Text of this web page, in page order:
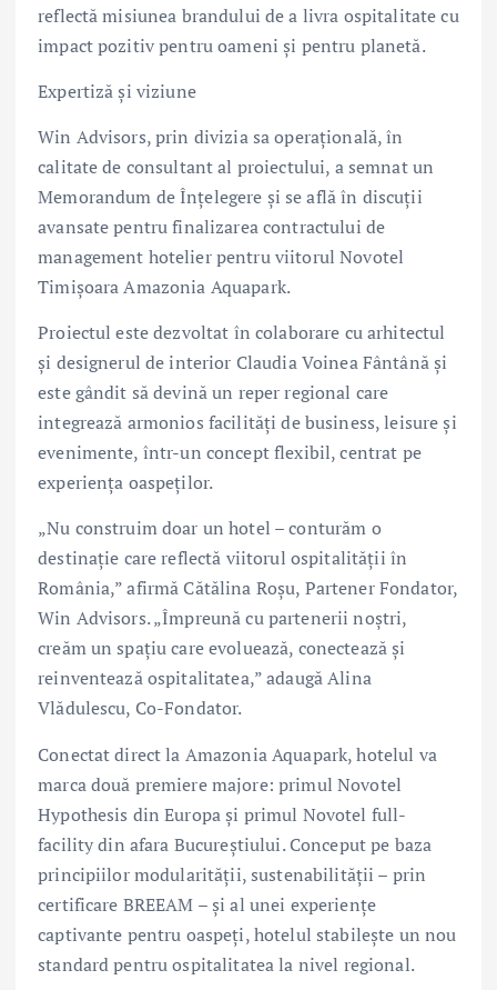
reflectă misiunea brandului de a livra ospitalitate cu
impact pozitiv pentru oameni și pentru planetă.
Expertiză și viziune
Win Advisors, prin divizia sa operațională, în
calitate de consultant al proiectului, a semnat un
Memorandum de Înțelegere și se află în discuții
avansate pentru finalizarea contractului de
management hotelier pentru viitorul Novotel
Timișoara Amazonia Aquapark.
Proiectul este dezvoltat în colaborare cu arhitectul
și designerul de interior Claudia Voinea Fântână și
este gândit să devină un reper regional care
integrează armonios facilități de business, leisure și
evenimente, într-un concept flexibil, centrat pe
experiența oaspeților.
„Nu construim doar un hotel – conturăm o
destinație care reflectă viitorul ospitalității în
România,” afirmă Cătălina Roșu, Partener Fondator,
Win Advisors. „Împreună cu partenerii noștri,
creăm un spațiu care evoluează, conectează și
reinventează ospitalitatea,” adaugă Alina
Vlădulescu, Co-Fondator.
Conectat direct la Amazonia Aquapark, hotelul va
marca două premiere majore: primul Novotel
Hypothesis din Europa și primul Novotel full-
facility din afara Bucureștiului. Conceput pe baza
principiilor modularității, sustenabilității – prin
certificare BREEAM – și al unei experiențe
captivante pentru oaspeți, hotelul stabilește un nou
standard pentru ospitalitatea la nivel regional.